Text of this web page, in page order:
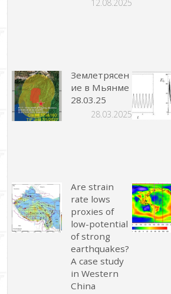
12.08.2025
Землетрясен
ие в Мьянме
28.03.25
28.03.2025
Are strain
rate lows
proxies of
low-potential
of strong
earthquakes?
A case study
in Western
China